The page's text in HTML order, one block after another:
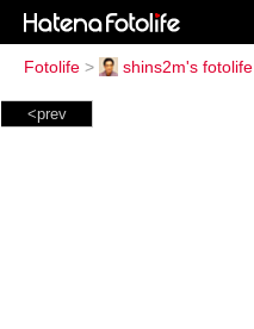
Fotolife > shins2m's fotolife
<prev